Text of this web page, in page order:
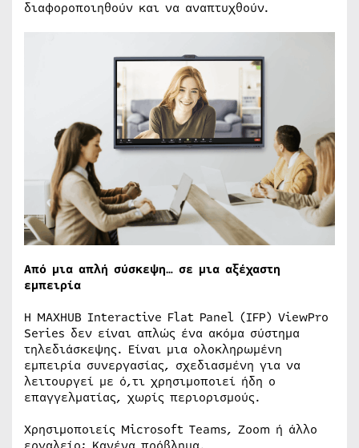
διαφοροποιηθούν και να αναπτυχθούν.
Από μια απλή σύσκεψη… σε μια αξέχαστη
εμπειρία
Η MAXHUB Interactive Flat Panel (IFP) ViewPro
Series δεν είναι απλώς ένα ακόμα σύστημα
τηλεδιάσκεψης. Είναι μια ολοκληρωμένη
εμπειρία συνεργασίας, σχεδιασμένη για να
λειτουργεί με ό,τι χρησιμοποιεί ήδη ο
επαγγελματίας, χωρίς περιορισμούς.
Χρησιμοποιείς Microsoft Teams, Zoom ή άλλο